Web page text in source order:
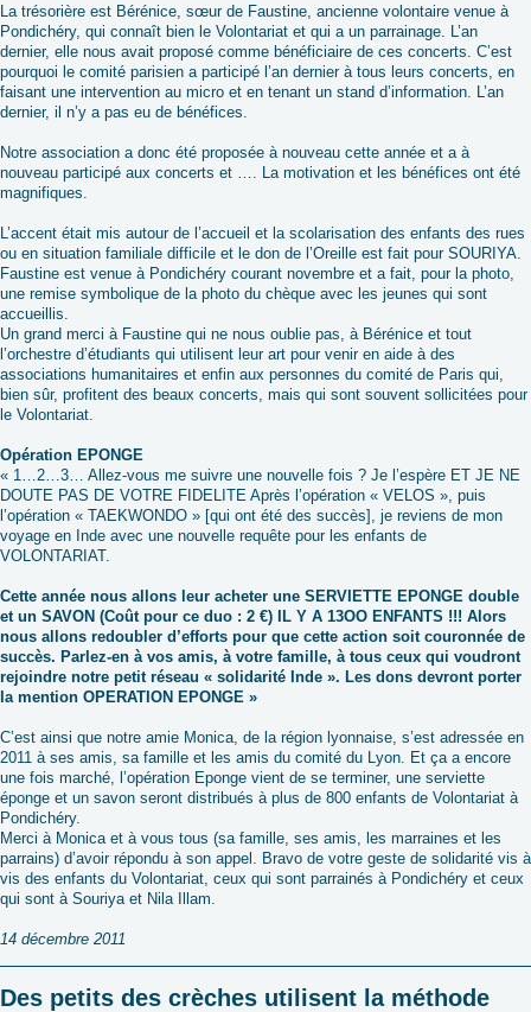
La trésorière est Bérénice, sœur de Faustine, ancienne volontaire venue à
Pondichéry, qui connaît bien le Volontariat et qui a un parrainage. L’an
dernier, elle nous avait proposé comme bénéficiaire de ces concerts. C’est
pourquoi le comité parisien a participé l’an dernier à tous leurs concerts, en
faisant une intervention au micro et en tenant un stand d’information. L’an
dernier, il n’y a pas eu de bénéfices.
Notre association a donc été proposée à nouveau cette année et a à
nouveau participé aux concerts et …. La motivation et les bénéfices ont été
magnifiques.
L’accent était mis autour de l’accueil et la scolarisation des enfants des rues
ou en situation familiale difficile et le don de l’Oreille est fait pour SOURIYA.
Faustine est venue à Pondichéry courant novembre et a fait, pour la photo,
une remise symbolique de la photo du chèque avec les jeunes qui sont
accueillis.
Un grand merci à Faustine qui ne nous oublie pas, à Bérénice et tout
l’orchestre d’étudiants qui utilisent leur art pour venir en aide à des
associations humanitaires et enfin aux personnes du comité de Paris qui,
bien sûr, profitent des beaux concerts, mais qui sont souvent sollicitées pour
le Volontariat.
Opération EPONGE
« 1…2…3… Allez-vous me suivre une nouvelle fois ? Je l’espère ET JE NE
DOUTE PAS DE VOTRE FIDELITE Après l’opération « VELOS », puis
l’opération « TAEKWONDO » [qui ont été des succès], je reviens de mon
voyage en Inde avec une nouvelle requête pour les enfants de
VOLONTARIAT.
Cette année nous allons leur acheter une SERVIETTE EPONGE double
et un SAVON (Coût pour ce duo : 2 €) IL Y A 13OO ENFANTS !!! Alors
nous allons redoubler d’efforts pour que cette action soit couronnée de
succès. Parlez-en à vos amis, à votre famille, à tous ceux qui voudront
rejoindre notre petit réseau « solidarité Inde ». Les dons devront porter
la mention OPERATION EPONGE »
C’est ainsi que notre amie Monica, de la région lyonnaise, s’est adressée en
2011 à ses amis, sa famille et les amis du comité du Lyon. Et ça a encore
une fois marché, l’opération Eponge vient de se terminer, une serviette
éponge et un savon seront distribués à plus de 800 enfants de Volontariat à
Pondichéry.
Merci à Monica et à vous tous (sa famille, ses amis, les marraines et les
parrains) d’avoir répondu à son appel. Bravo de votre geste de solidarité vis à
vis des enfants du Volontariat, ceux qui sont parrainés à Pondichéry et ceux
qui sont à Souriya et Nila Illam.
14 décembre 2011
Des petits des crèches utilisent la méthode